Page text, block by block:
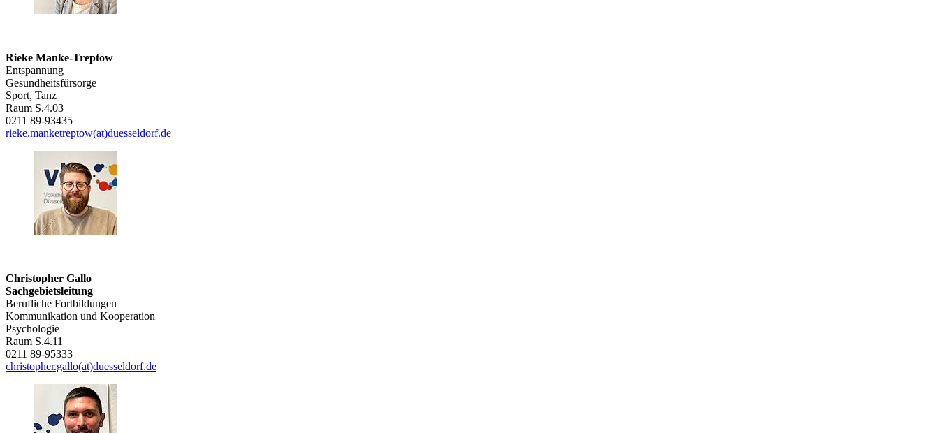
Rieke Manke-Treptow
Entspannung
Gesundheitsfürsorge
Sport, Tanz
Raum S.4.03
0211 89-93435
rieke.manketreptow(at)duesseldorf.de
Christopher Gallo
Sachgebietsleitung
Berufliche Fortbildungen
Kommunikation und Kooperation
Psychologie
Raum S.4.11
0211 89-95333
christopher.gallo(at)duesseldorf.de